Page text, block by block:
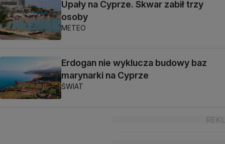
Upały na Cyprze. Skwar zabił trzy
osoby
METEO
Erdogan nie wyklucza budowy baz
marynarki na Cyprze
ŚWIAT